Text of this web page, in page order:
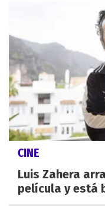
CINE
Luis Zahera
película y está